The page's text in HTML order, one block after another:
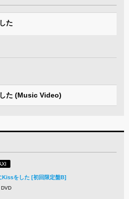
た
た (Music Video)
Kissをした [初回限定盤B]
DVD